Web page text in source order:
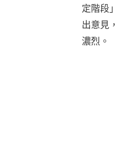
定階段
出意見
濃烈。